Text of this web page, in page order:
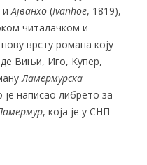
иАјванхо (Ivanhoe, 1819),
читалачком и
врсту романа коју
Вињи, Иго, Купер,
Ламермурска
написао либрето за
, која је у СНП